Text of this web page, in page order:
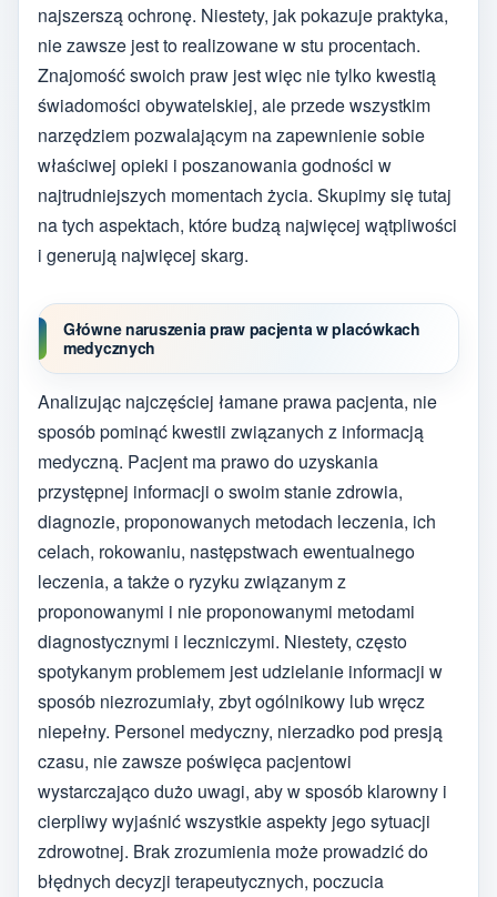
najszerszą ochronę. Niestety, jak pokazuje praktyka,
nie zawsze jest to realizowane w stu procentach.
Znajomość swoich praw jest więc nie tylko kwestią
świadomości obywatelskiej, ale przede wszystkim
narzędziem pozwalającym na zapewnienie sobie
właściwej opieki i poszanowania godności w
najtrudniejszych momentach życia. Skupimy się tutaj
na tych aspektach, które budzą najwięcej wątpliwości
i generują najwięcej skarg.
Główne naruszenia praw pacjenta w placówkach
medycznych
Analizując najczęściej łamane prawa pacjenta, nie
sposób pominąć kwestii związanych z informacją
medyczną. Pacjent ma prawo do uzyskania
przystępnej informacji o swoim stanie zdrowia,
diagnozie, proponowanych metodach leczenia, ich
celach, rokowaniu, następstwach ewentualnego
leczenia, a także o ryzyku związanym z
proponowanymi i nie proponowanymi metodami
diagnostycznymi i leczniczymi. Niestety, często
spotykanym problemem jest udzielanie informacji w
sposób niezrozumiały, zbyt ogólnikowy lub wręcz
niepełny. Personel medyczny, nierzadko pod presją
czasu, nie zawsze poświęca pacjentowi
wystarczająco dużo uwagi, aby w sposób klarowny i
cierpliwy wyjaśnić wszystkie aspekty jego sytuacji
zdrowotnej. Brak zrozumienia może prowadzić do
błędnych decyzji terapeutycznych, poczucia